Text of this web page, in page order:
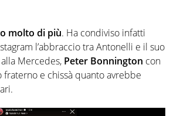
molto di più. Ha condiviso infatti
l’abbraccio tra Antonelli e il suo
Mercedes, Peter Bonnington con
fraterno e chissà quanto avrebbe